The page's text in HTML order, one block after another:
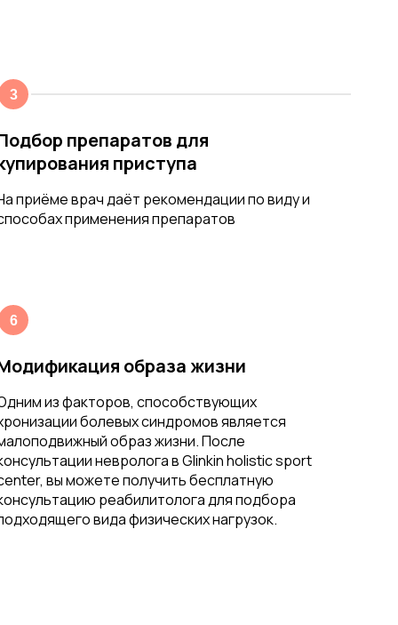
препаратов для
приступа
приёме врач даёт рекомендации по виду и
применения препаратов
образа жизни
из факторов, способствующих
болевых синдромов является
образ жизни. После
невролога в Glinkin holistic sport
вы можете получить бесплатную
реабилитолога для подбора
вида физических нагрузок.